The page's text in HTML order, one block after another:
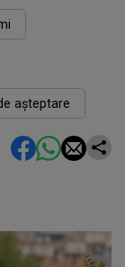
aşteptare